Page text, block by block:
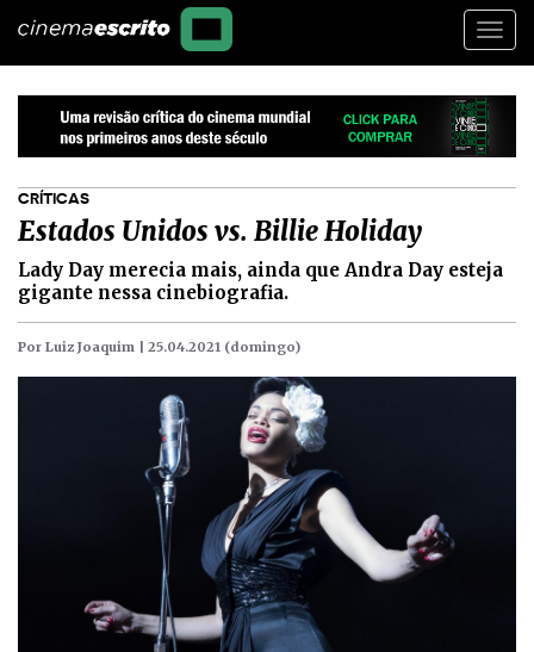
CRÍTICAS
Estados Unidos vs. Billie Holiday
Lady Day merecia mais, ainda que Andra Day esteja
gigante nessa cinebiografia.
Por Luiz Joaquim | 25.04.2021 (domingo)